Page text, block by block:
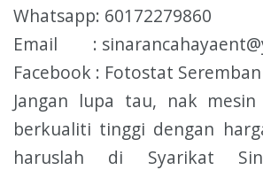
Whatsapp: 60172279860
Email :
Facebook : Fotostat Seremban
Jangan lupa tau, nak
berkualiti tinggi dengan
haruslah di Syarikat